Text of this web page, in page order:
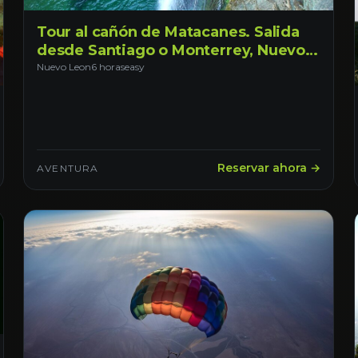
Tour al cañón de Matacanes. Salida
desde Santiago o Monterrey, Nuevo
León.
Nuevo Leon6 horaseasy
AVENTURA Reservar ahora →